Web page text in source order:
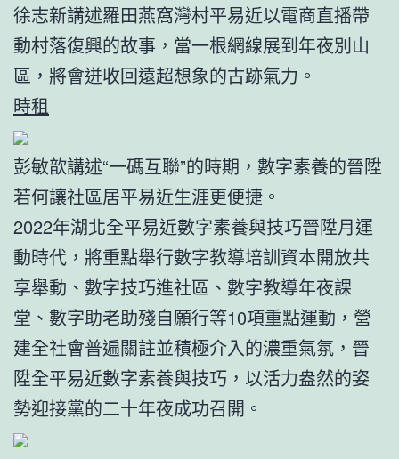
徐志新講述羅田燕窩灣村平易近以電商直播帶
動村落復興的故事，當一根網線展到年夜別山
區，將會迸收回遠超想象的古跡氣力。
時租
彭敏歆講述“一碼互聯”的時期，數字素養的晉陞
若何讓社區居平易近生涯更便捷。
2022年湖北全平易近數字素養與技巧晉陞月運
動時代，將重點舉行數字教導培訓資本開放共
享舉動、數字技巧進社區、數字教導年夜課
堂、數字助老助殘自願行等10項重點運動，營
建全社會普遍關註並積極介入的濃重氣氛，晉
陞全平易近數字素養與技巧，以活力盎然的姿
勢迎接黨的二十年夜成功召開。